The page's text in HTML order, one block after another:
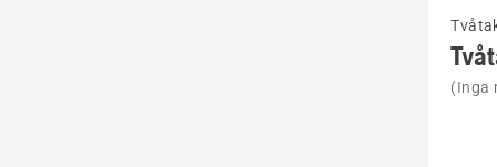
mer
om
(Inga